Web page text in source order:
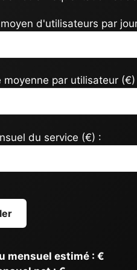
d'utilisateurs par
moyenne par utilisateur
du service (€) :
mensuel estimé : €